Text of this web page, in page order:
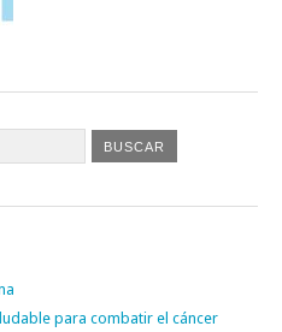
para combatir el cáncer